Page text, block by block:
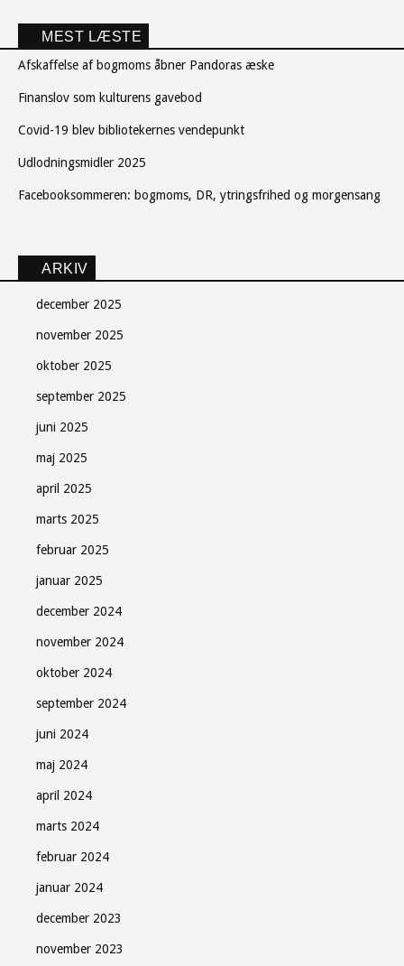
MEST LÆSTE
Afskaffelse af bogmoms åbner Pandoras æske
Finanslov som kulturens gavebod
Covid-19 blev bibliotekernes vendepunkt
Udlodningsmidler 2025
Facebooksommeren: bogmoms, DR, ytringsfrihed og morgensang
ARKIV
december 2025
november 2025
oktober 2025
september 2025
juni 2025
maj 2025
april 2025
marts 2025
februar 2025
januar 2025
december 2024
november 2024
oktober 2024
september 2024
juni 2024
maj 2024
april 2024
marts 2024
februar 2024
januar 2024
december 2023
november 2023